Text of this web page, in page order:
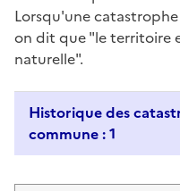
Lorsqu'une
on dit que "le territoire
naturelle".
Historique des
commune : 1